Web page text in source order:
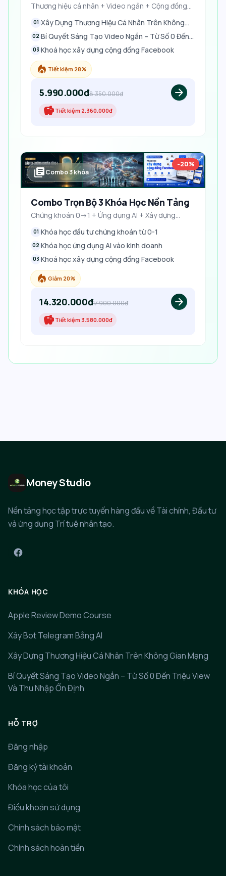
Thương hiệu cá nhân + Video ngắn + Cộng đồng
01 Xây Dựng Thương Hiệu Cá Nhân Trên Không
Gian Mạng
02 Bí Quyết Sáng Tạo Video Ngắn – Từ Số 0 Đến
Triệu View Và Thu Nhập Ổn Định
03 Khoá học xây dựng cộng đồng Facebook
local_fire_department Tiết kiệm 28%
5.990.000đ8.350.000đ
arrow_forward
savings Tiết kiệm 2.360.000đ
library_booksCombo3khóa
-20%
Combo Trọn Bộ 3 Khóa Học Nền Tảng
Chứng khoán 0->1 + Ứng dụng AI + Xây dựng
01 Khóa học đầu tư chứng khoán từ 0-1
02 Khóa học ứng dụng AI vào kinh doanh
03 Khoá học xây dựng cộng đồng Facebook
local_fire_department Giảm 20%
14.320.000đ17.900.000đ
arrow_forward
savings Tiết kiệm 3.580.000đ
Money Studio
Nền tảng học tập trực tuyến hàng đầu về Tài chính, Đầu tư
và ứng dụng Trí tuệ nhân tạo.
KHÓA HỌC
Apple Review Demo Course
Xây Bot Telegram Bằng AI
Xây Dựng Thương Hiệu Cá Nhân Trên Không Gian Mạng
Bí Quyết Sáng Tạo Video Ngắn – Từ Số 0 Đến Triệu View
Và Thu Nhập Ổn Định
HỖ TRỢ
Đăng nhập
Đăng ký tài khoản
Khóa học của tôi
Điều khoản sử dụng
Chính sách bảo mật
Chính sách hoàn tiền